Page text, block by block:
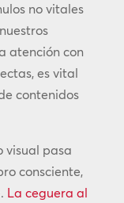
no vitales
atención con
es vital
contenidos
visual pasa
consciente,
La ceguera al